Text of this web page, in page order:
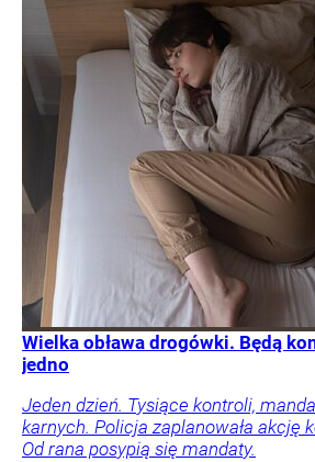
Wielka obława drogówki. Będą
jedno
Jeden dzień. Tysiące kontroli,
karnych. Policja zaplanowała akcję
Od rana posypią się mandaty.